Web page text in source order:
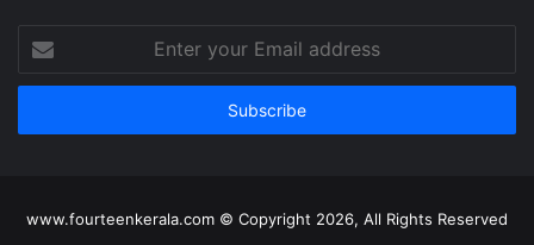
your
Email
www.fourteenkerala.com © Copyright 2026, All Rights Reserved